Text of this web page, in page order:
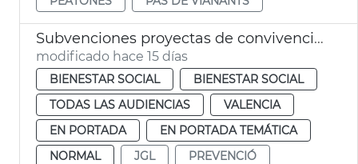
Subvenciones proyectas de convivencia intercultural y prevención del racismo
modificado hace 15 días
BIENESTAR SOCIAL
BIENESTAR SOCIAL
TODAS LAS AUDIENCIAS
VALENCIA
EN PORTADA
EN PORTADA TEMÁTICA
NORMAL
JGL
PREVENCIÓ